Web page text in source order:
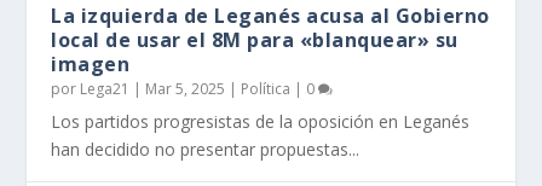
La izquierda de Leganés acusa al Gobierno
local de usar el 8M para «blanquear» su
imagen
por Lega21 | Mar 5, 2025 | Política | 0
Los partidos progresistas de la oposición en Leganés
han decidido no presentar propuestas...